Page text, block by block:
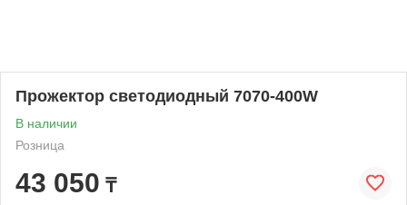
Прожектор светодиодный 7070-400W
В наличии
Розница
43 050 ₸